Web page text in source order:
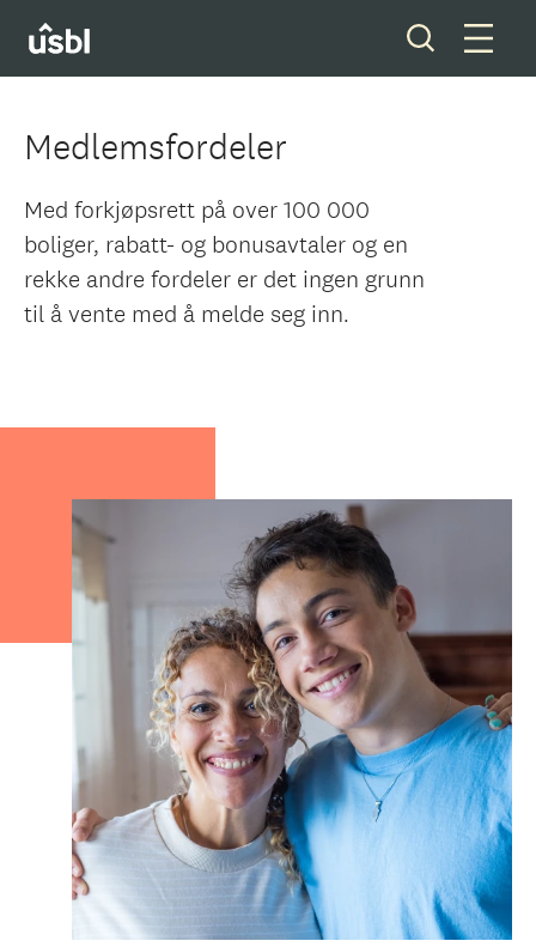
Våre tjenester
Boliger og tomter
Ditt styreverv
Om oss
Medlemsfordeler
Med forkjøpsrett på over 100 000
boliger, rabatt- og bonusavtaler og en
rekke andre fordeler er det ingen grunn
til å vente med å melde seg inn.